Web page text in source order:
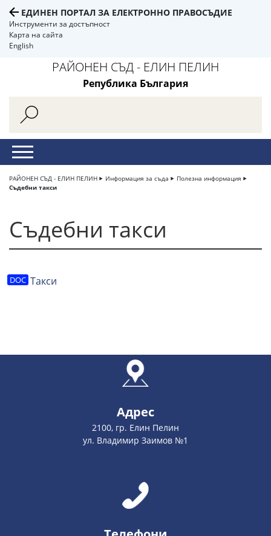
ЕДИНЕН ПОРТАЛ ЗА ЕЛЕКТРОННО ПРАВОСЪДИЕ
Инструменти за достъпност
Карта на сайта
English
РАЙОНЕН СЪД - ЕЛИН ПЕЛИН
Република България
РАЙОНЕН СЪД - ЕЛИН ПЕЛИН Информация за съда
Полезна информация
Съдебни такси
Съдебни такси
Такси
Адрес
2100, гр. Елин Пелин
ул. Владимир Заимов №1